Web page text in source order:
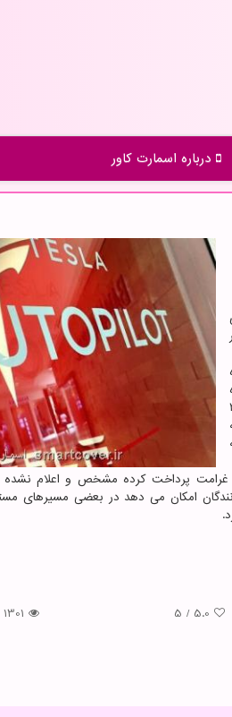
درباره اسمارت كاور
۲۰۱۹
پرداخت کرده مشخص و اعلام نشده
امکان می دهد در بعضی مسیرهای
5.0
/
5
1301